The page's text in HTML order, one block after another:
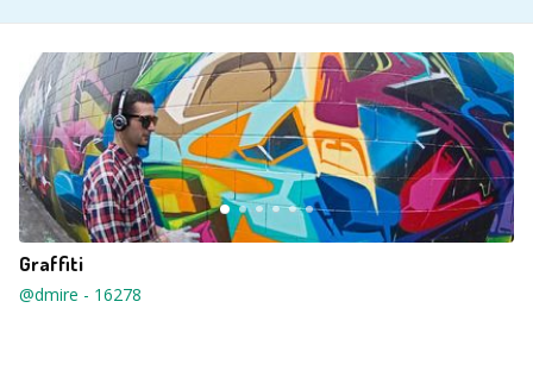
Graffiti
@dmire - 16278